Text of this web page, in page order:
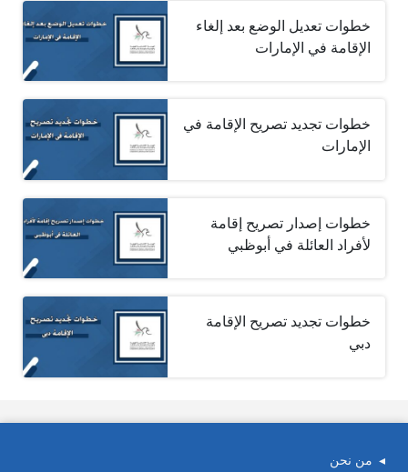
خطوات تعديل الوضع بعد إلغاء
الإقامة في الإمارات
خطوات تجديد تصريح الإقامة في
الإمارات
خطوات إصدار تصريح إقامة
لأفراد العائلة في أبوظبي
خطوات تجديد تصريح الإقامة
دبي
من نحن